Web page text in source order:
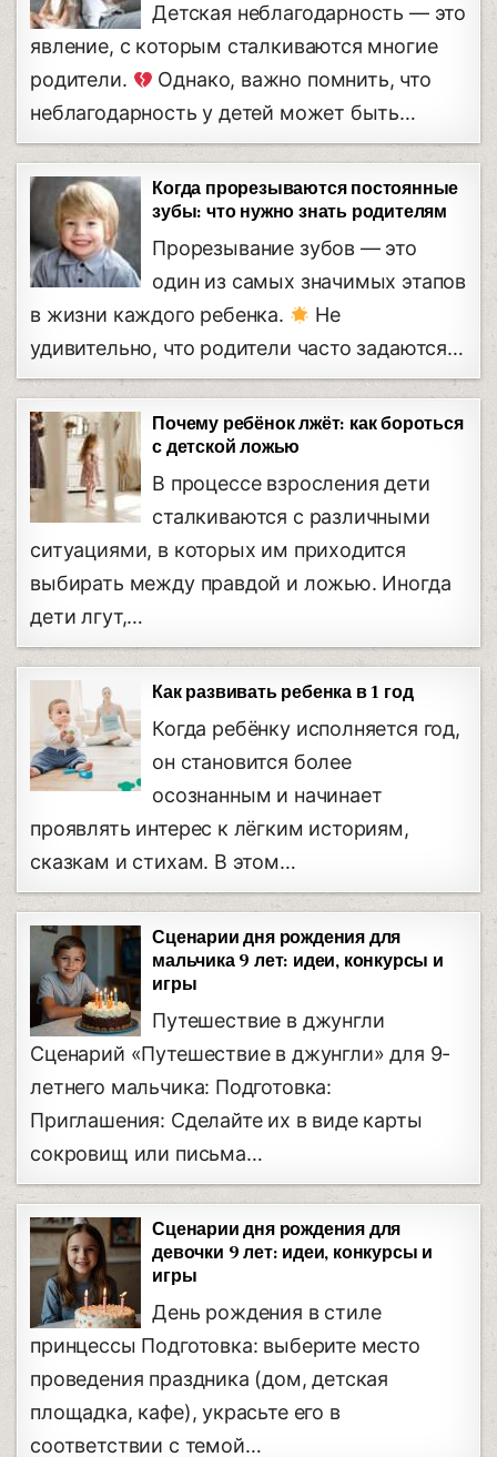
Детская неблагодарность — это
явление, с которым сталкиваются многие
родители.
Однако, важно помнить, что
неблагодарность у детей может быть…
Когда прорезываются постоянные
зубы: что нужно знать родителям
Прорезывание зубов — это
один из самых значимых этапов
в жизни каждого ребенка.
Не
удивительно, что родители часто задаются…
Почему ребёнок лжёт: как бороться
с детской ложью
В процессе взросления дети
сталкиваются с различными
ситуациями, в которых им приходится
выбирать между правдой и ложью. Иногда
дети лгут,…
Как развивать ребенка в 1 год
Когда ребёнку исполняется год,
он становится более
осознанным и начинает
проявлять интерес к лёгким историям,
сказкам и стихам. В этом…
Сценарии дня рождения для
мальчика 9 лет: идеи, конкурсы и
игры
Путешествие в джунгли
Сценарий «Путешествие в джунгли» для 9-
летнего мальчика: Подготовка:
Приглашения: Сделайте их в виде карты
сокровищ или письма…
Сценарии дня рождения для
девочки 9 лет: идеи, конкурсы и
игры
День рождения в стиле
принцессы Подготовка: выберите место
проведения праздника (дом, детская
площадка, кафе), украсьте его в
соответствии с темой…